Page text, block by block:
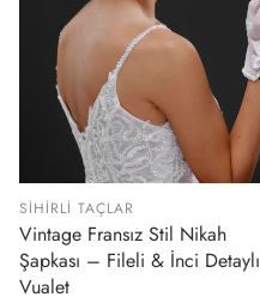
SIHIRLI TAÇLAR
Vintage Fransız Stil Nikah
Şapkası – Fileli & İnci Detaylı
Vualet